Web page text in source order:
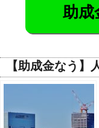
助成
【助成金なう】